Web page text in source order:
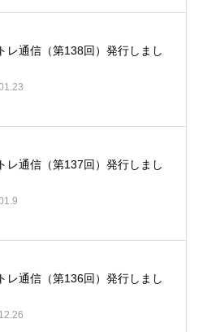
レ通信（第138回）発行しまし
レ通信（第137回）発行しまし
レ通信（第136回）発行しまし